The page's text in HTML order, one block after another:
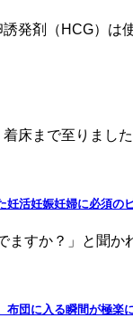
発剤（HCG）は
床まで至りまし
妊活妊娠妊婦に必須の
ますか？」と聞
布団に入る瞬間が極楽